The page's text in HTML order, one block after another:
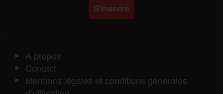
A propos
Contact
Mentions légales et conditions générales